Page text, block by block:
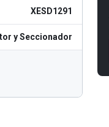
XESD1291
y Seccionador